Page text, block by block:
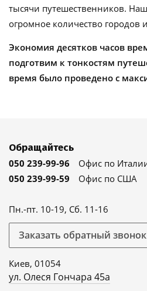
тысячи путешественников.
огромное количество городов
Экономия десятков часов
подготвим к тонкостям
время было проведено с
Обращайтесь
050 239-99-96
Офис по
050 239-99-59
Офис по США
Пн.-пт. 10-19, Сб. 11-16
Заказать обратный звонок
Киев, 01054
ул. Олеся Гончара 45а